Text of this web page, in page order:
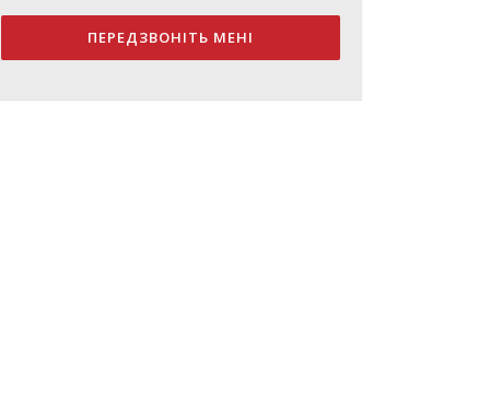
ПЕРЕДЗВОНІТЬ МЕНІ